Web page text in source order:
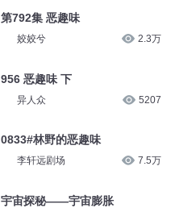
第792集 恶趣味
姣姣兮 2.3万
956 恶趣味 下
异人众 5207
0833#林野的恶趣味
李轩远剧场 7.5万
宇宙探秘——宇宙膨胀